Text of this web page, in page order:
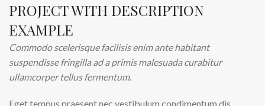
PROJECT WITH DESCRIPTION
EXAMPLE
Commodo scelerisque facilisis enim ante habitant
suspendisse fringilla ad a primis malesuada curabitur
ullamcorper tellus fermentum.
Eget tempus praesent nec vestibulum condimentum dis